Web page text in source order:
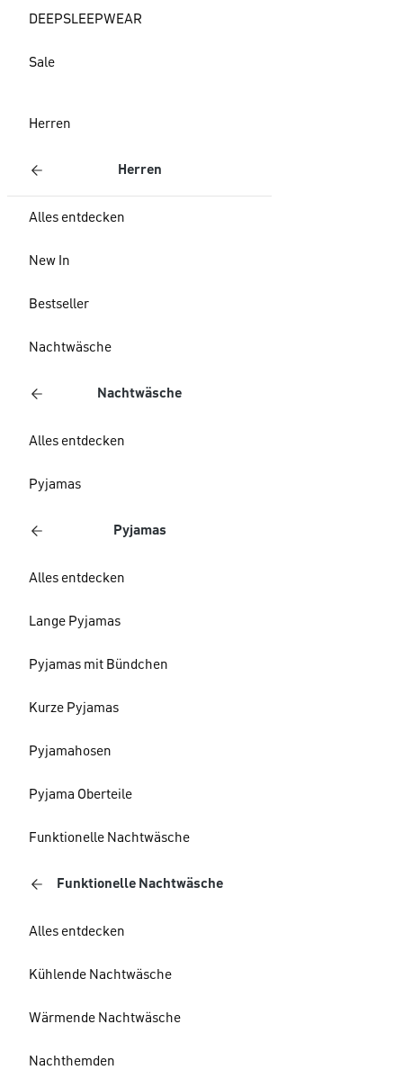
DEEPSLEEPWEAR
Sale
Herren
Herren
Alles entdecken
New In
Bestseller
Nachtwäsche
Nachtwäsche
Alles entdecken
Pyjamas
Pyjamas
Alles entdecken
Lange Pyjamas
Pyjamas mit Bündchen
Kurze Pyjamas
Pyjamahosen
Pyjama Oberteile
Funktionelle Nachtwäsche
Funktionelle Nachtwäsche
Alles entdecken
Kühlende Nachtwäsche
Wärmende Nachtwäsche
Nachthemden